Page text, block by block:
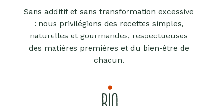
Sans additif et sans transformation excessive
: nous privilégions des recettes simples,
naturelles et gourmandes, respectueuses
des matières premières et du bien-être de
chacun.